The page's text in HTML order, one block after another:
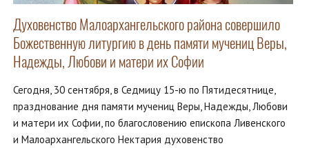
Духовенство Малоархангельского района совершило
Божественную литургию в день памяти мучениц Веры,
Надежды, Любови и матери их Софии
Сегодня, 30 сентября, в Седмицу 15-ю по Пятидесятнице,
празднование дня памяти мучениц Веры, Надежды, Любови
и матери их Софии, по благословению епископа Ливенского
и Малоархангельского Нектария духовенство